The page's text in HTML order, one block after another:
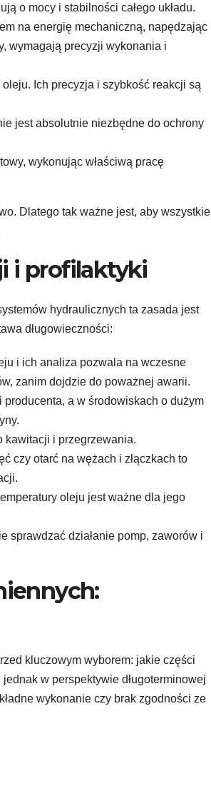
o mocy i stabilności całego układu.
na energię mechaniczną, napędzając
wymagają precyzji wykonania i
Ich precyzja i szybkość reakcji są
jest absolutnie niezbędne do ochrony
wykonując właściwą pracę
Dlatego tak ważne jest, aby wszystkie
i profilaktyki
hydraulicznych ta zasada jest
długowieczności:
i ich analiza pozwala na wczesne
zanim dojdzie do poważnej awarii.
a w środowiskach o dużym
kawitacji i przegrzewania.
czy otarć na wężach i złączkach to
oleju jest ważne dla jego
sprawdzać działanie pomp, zaworów i
kluczowym wyborem: jakie części
w perspektywie długoterminowej
wykonanie czy brak zgodności ze